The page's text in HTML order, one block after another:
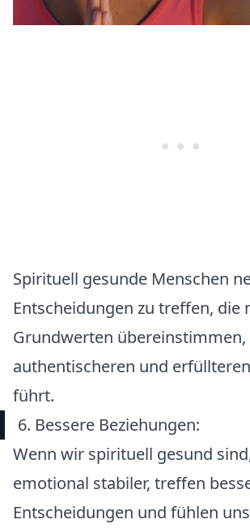
Spirituell gesunde Menschen
Entscheidungen zu treffen, die
Grundwerten übereinstimmen,
authentischeren und
führt.
6. Bessere Beziehungen:
Wenn wir spirituell gesund
emotional stabiler, treffen
Entscheidungen und fühlen